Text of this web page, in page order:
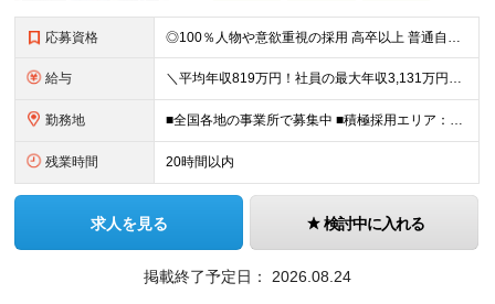
応募資格 ◎100％人物や意欲重視の採用 高卒以上 普通自動車第一種運転免許取得者（AT限定可） ★職歴は全く問いません！ 前向きにコツコツと向き合える方であれば結果がついてくるお仕事です。 現職・無職、正社
給与 ＼平均年収819万円！社員の最大年収3,131万円／ 固定給だけで、年収524万円も可能！ インセンティブだけでなく固定給でもしっかり稼げる仕組みです！ 【入社初年度】 年収400万～550万円＋イ
勤務地 ■全国各地の事業所で募集中 ■積極採用エリア：東京・神奈川・埼玉・千葉・愛知 ※希望の勤務地で働ける！通勤可能な事業所を選定していきます ※地元に戻って働きたいUターン希望者も歓迎します！ ※社用車を
残業時間 20時間以内
求人を見る 検討中に入れる
掲載終了予定日： 2026.08.24